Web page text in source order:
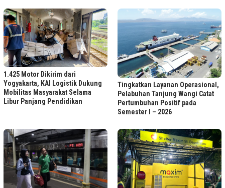
1.425 Motor Dikirim dari
Yogyakarta, KAI Logistik Dukung
Mobilitas Masyarakat Selama
Libur Panjang Pendidikan
Tingkatkan Layanan Operasional,
Pelabuhan Tanjung Wangi Catat
Pertumbuhan Positif pada
Semester I – 2026